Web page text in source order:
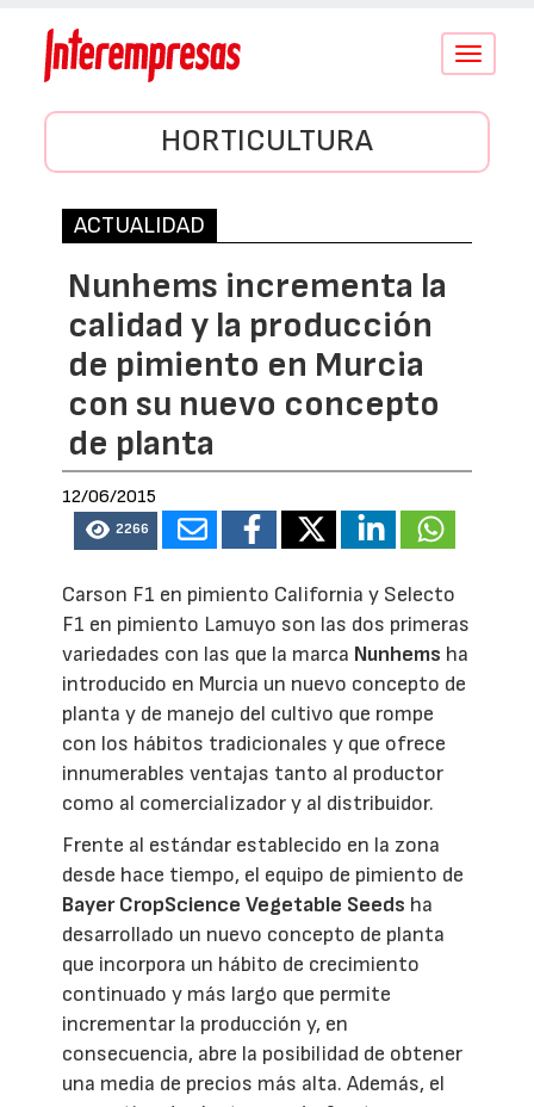
Conmutar
HORTICULTURA
ACTUALIDAD
Nunhems incrementa la
calidad y la producción
de pimiento en Murcia
con su nuevo concepto
de planta
12/06/2015
2266
Carson F1 en pimiento California y Selecto
F1 en pimiento Lamuyo son las dos primeras
variedades con las que la marca Nunhems ha
introducido en Murcia un nuevo concepto de
planta y de manejo del cultivo que rompe
con los hábitos tradicionales y que ofrece
innumerables ventajas tanto al productor
como al comercializador y al distribuidor.
Frente al estándar establecido en la zona
desde hace tiempo, el equipo de pimiento de
Bayer CropScience Vegetable Seeds ha
desarrollado un nuevo concepto de planta
que incorpora un hábito de crecimiento
continuado y más largo que permite
incrementar la producción y, en
consecuencia, abre la posibilidad de obtener
una media de precios más alta. Además, el